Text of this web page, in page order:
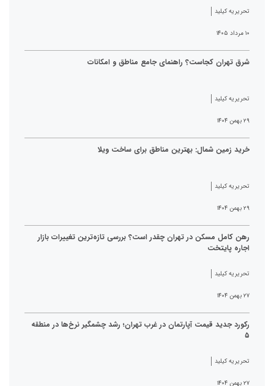
تحریریه کیلید
۱۰ مرداد ۱۴۰۵
شرق تهران کجاست؟ راهنمای جامع مناطق و امکانات
تحریریه کیلید
۲۹ بهمن ۱۴۰۴
خرید زمین شمال: بهترین مناطق برای ساخت ویلا
تحریریه کیلید
۲۹ بهمن ۱۴۰۴
رهن کامل مسکن در تهران چقدر است؟ بررسی تازه‌ترین تغییرات بازار
اجاره پایتخت
تحریریه کیلید
۲۷ بهمن ۱۴۰۴
رکورد جدید قیمت آپارتمان در غرب تهران؛ رشد چشمگیر نرخ‌ها در منطقه
۵
تحریریه کیلید
۲۷ بهمن ۱۴۰۴